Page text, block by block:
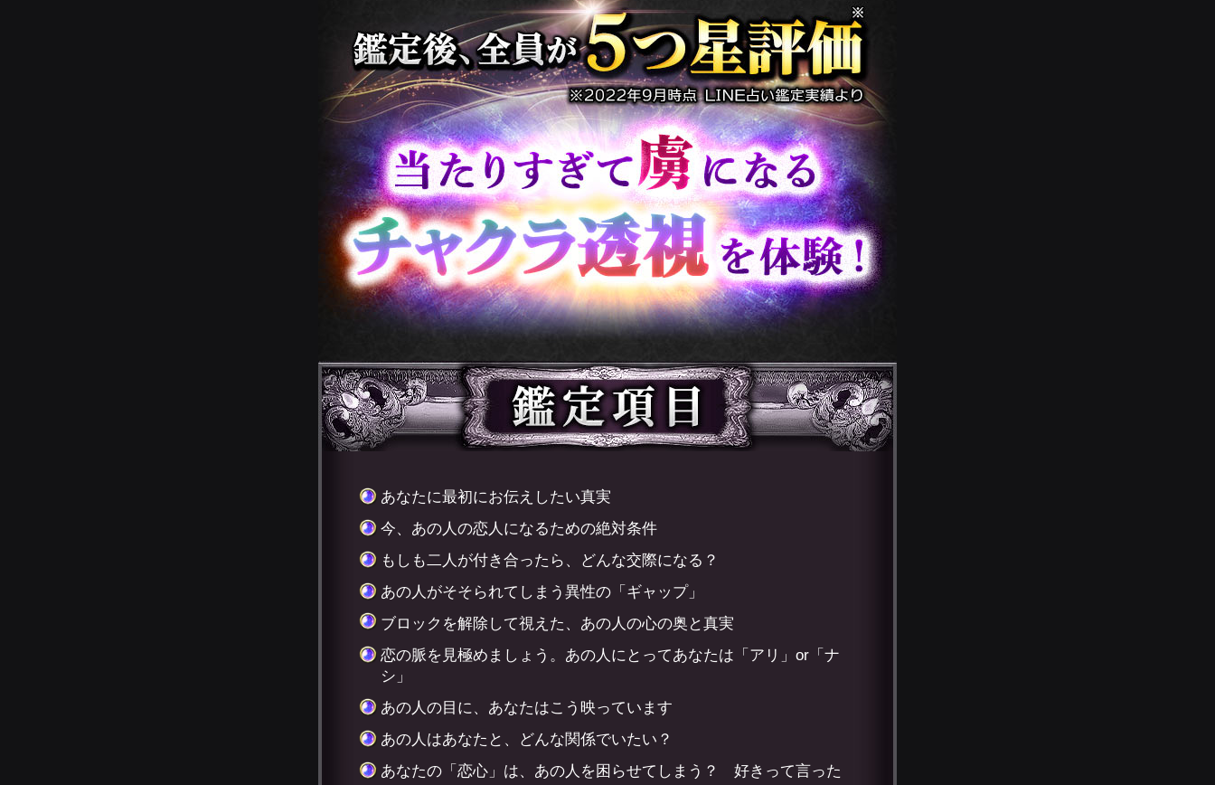
あなたに最初にお伝えしたい真実
今、あの人の恋人になるための絶対条件
もしも二人が付き合ったら、どんな交際になる？
あの人がそそられてしまう異性の「ギャップ」
ブロックを解除して視えた、あの人の心の奥と真実
恋の脈を見極めましょう。あの人にとってあなたは「アリ」or「ナ
シ」
あの人の目に、あなたはこう映っています
あの人はあなたと、どんな関係でいたい？
あなたの「恋心」は、あの人を困らせてしまう？ 好きって言った